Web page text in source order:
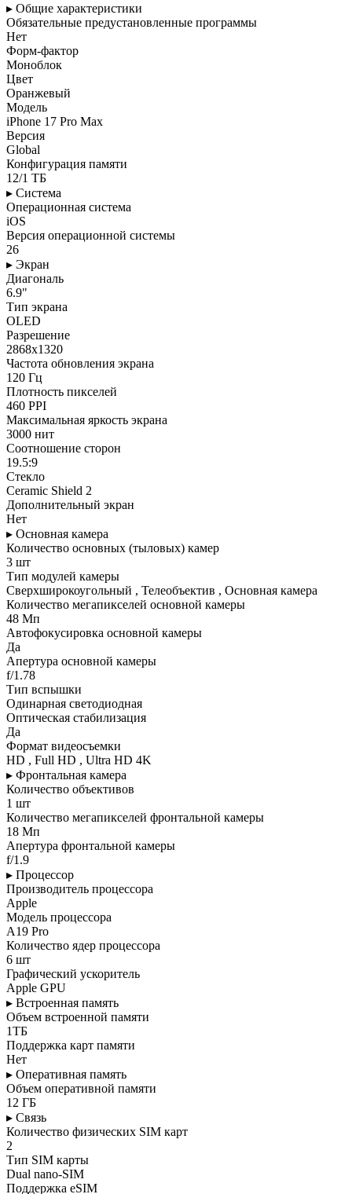
▸ Общие характеристики
Обязательные предустановленные программы
Нет
Форм-фактор
Моноблок
Цвет
Оранжевый
Модель
iPhone 17 Pro Max
Версия
Global
Конфигурация памяти
12/1 ТБ
▸ Система
Операционная система
iOS
Версия операционной системы
26
▸ Экран
Диагональ
6.9"
Тип экрана
OLED
Разрешение
2868x1320
Частота обновления экрана
120 Гц
Плотность пикселей
460 PPI
Максимальная яркость экрана
3000 нит
Соотношение сторон
19.5:9
Стекло
Ceramic Shield 2
Дополнительный экран
Нет
▸ Основная камера
Количество основных (тыловых) камер
3 шт
Тип модулей камеры
Сверхширокоугольный , Телеобъектив , Основная камера
Количество мегапикселей основной камеры
48 Мп
Автофокусировка основной камеры
Да
Апертура основной камеры
f/1.78
Тип вспышки
Одинарная светодиодная
Оптическая стабилизация
Да
Формат видеосъемки
HD , Full HD , Ultra HD 4K
▸ Фронтальная камера
Количество объективов
1 шт
Количество мегапикселей фронтальной камеры
18 Мп
Апертура фронтальной камеры
f/1.9
▸ Процессор
Производитель процессора
Apple
Модель процессора
A19 Pro
Количество ядер процессора
6 шт
Графический ускоритель
Apple GPU
▸ Встроенная память
Объем встроенной памяти
1ТБ
Поддержка карт памяти
Нет
▸ Оперативная память
Объем оперативной памяти
12 ГБ
▸ Связь
Количество физических SIM карт
2
Тип SIM карты
Dual nano-SIM
Поддержка eSIM